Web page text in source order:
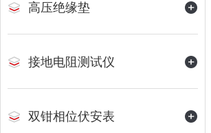
高压绝缘垫
接地电阻测试仪
双钳相位伏安表